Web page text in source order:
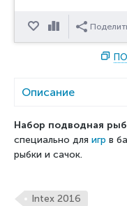
ОтложитьСравнить
Описание
Набор подводная
специально для игр в
рыбки и сачок.
Intex 2016